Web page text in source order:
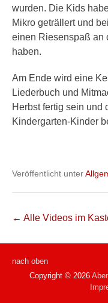
wurden. Die Kids
Mikro geträllert und
einen Riesenspaß an
haben.
Am Ende wird eine
Liederbuch und
Herbst fertig sein und
Kindergarten-Kinder
Veröffentlicht unter
Beitragsnavigation
← Alle Videos im
nach oben
Copyright © 2026